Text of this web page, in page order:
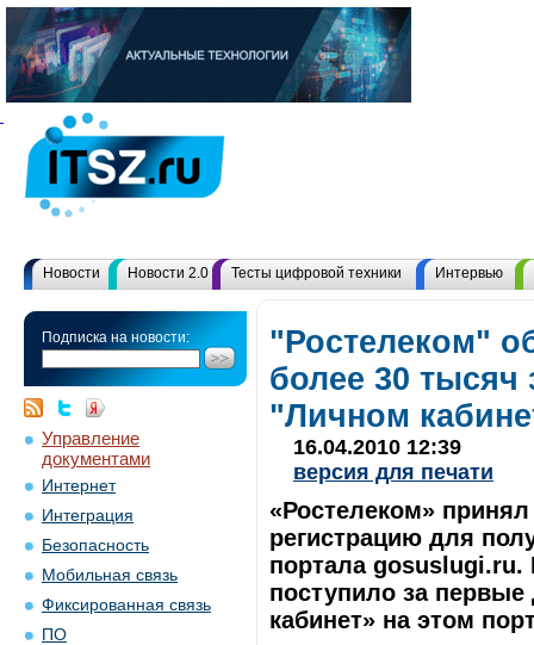
Новости Новости 2.0 Тесты цифровой техники Интервью
Подписка на новости:
Управление
документами
Интернет
Интеграция
Безопасность
Мобильная связь
Фиксированная связь
ПО
"Ростелеком"
более 30 тысяч
"Личном
16.04.2010 12:39
версия для печати
«Ростелеком»
регистрацию для
портала gosuslugi.ru.
поступило за
кабинет» на этом